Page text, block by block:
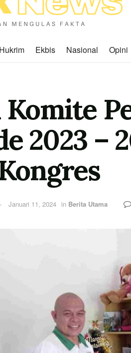
Hukrim Ekbis Nasional Opini
Komite
2023 –
Januari 11, 2024 in Berita Utama